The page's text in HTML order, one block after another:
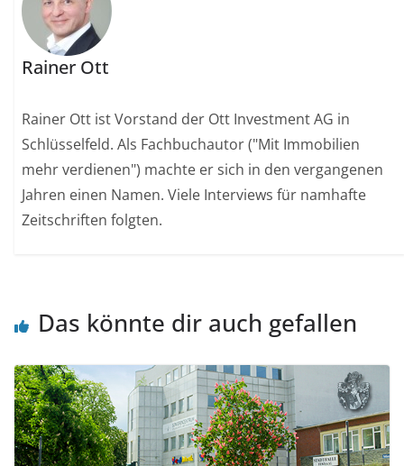
Rainer Ott
Rainer Ott ist Vorstand der Ott Investment AG in
Schlüsselfeld. Als Fachbuchautor ("Mit Immobilien
mehr verdienen") machte er sich in den vergangenen
Jahren einen Namen. Viele Interviews für namhafte
Zeitschriften folgten.
Das könnte dir auch gefallen